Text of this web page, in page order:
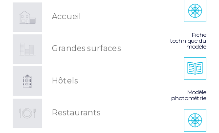
Accueil
Grandes surfaces
Hôtels
Restaurants
Fiche
technique du
modèle
Modèle
photométrie